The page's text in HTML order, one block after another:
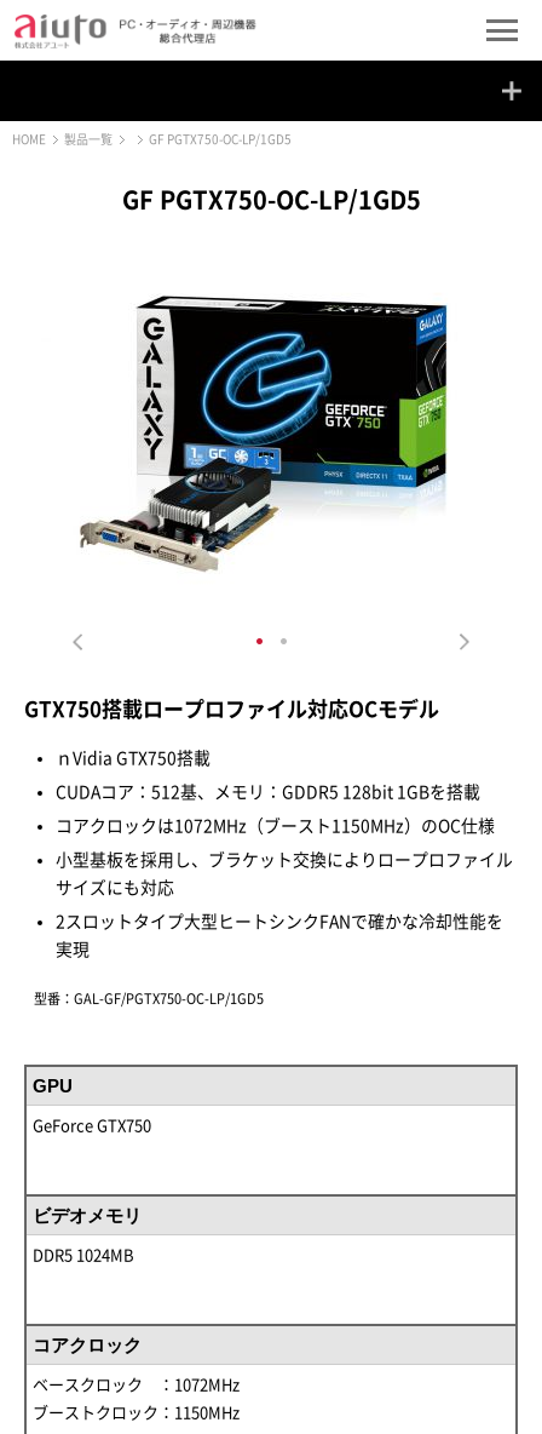
HOME 製品一覧 GF PGTX750-OC-LP/1GD5
GF PGTX750-OC-LP/1GD5
GTX750搭載ロープロファイル対応OCモデル
ｎVidia GTX750搭載
CUDAコア：512基、メモリ：GDDR5 128bit 1GBを搭載
コアクロックは1072MHz（ブースト1150MHz）のOC仕様
小型基板を採用し、ブラケット交換によりロープロファイル
サイズにも対応
2スロットタイプ大型ヒートシンクFANで確かな冷却性能を
実現
型番：GAL-GF/PGTX750-OC-LP/1GD5
GPU
GeForce GTX750
ビデオメモリ
DDR5 1024MB
コアクロック
ベースクロック ：1072MHz
ブーストクロック：1150MHz